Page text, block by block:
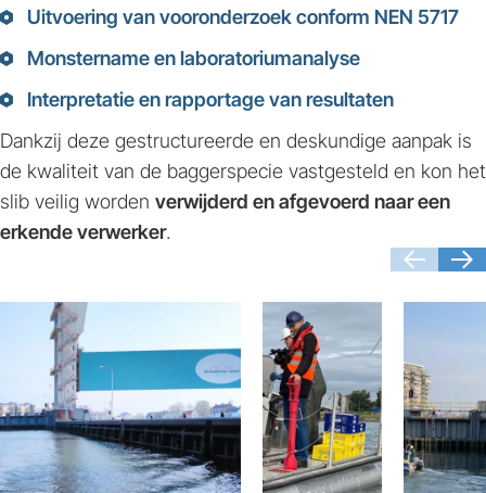
Uitvoering van vooronderzoek conform NEN 5717
Monstername en laboratoriumanalyse
Interpretatie en rapportage van resultaten
Dankzij deze gestructureerde en deskundige aanpak is
de kwaliteit van de baggerspecie vastgesteld en kon het
slib veilig worden verwijderd en afgevoerd naar een
erkende verwerker.